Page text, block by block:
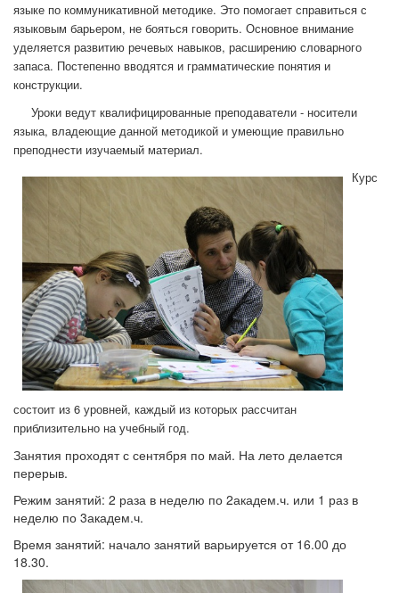
языке по коммуникативной методике. Это помогает справиться с
языковым барьером, не бояться говорить. Основное внимание
уделяется развитию речевых навыков, расширению словарного
запаса. Постепенно вводятся и грамматические понятия и
конструкции.
Уроки ведут квалифицированные преподаватели - носители
языка, владеющие данной методикой и умеющие правильно
преподнести изучаемый материал.
Курс
состоит из 6 уровней, каждый из которых рассчитан
приблизительно на учебный год.
Занятия проходят с сентября по май. На лето делается
перерыв.
Режим занятий: 2 раза в неделю по 2академ.ч. или 1 раз в
неделю по 3академ.ч.
Время занятий: начало занятий варьируется от 16.00 до
18.30.